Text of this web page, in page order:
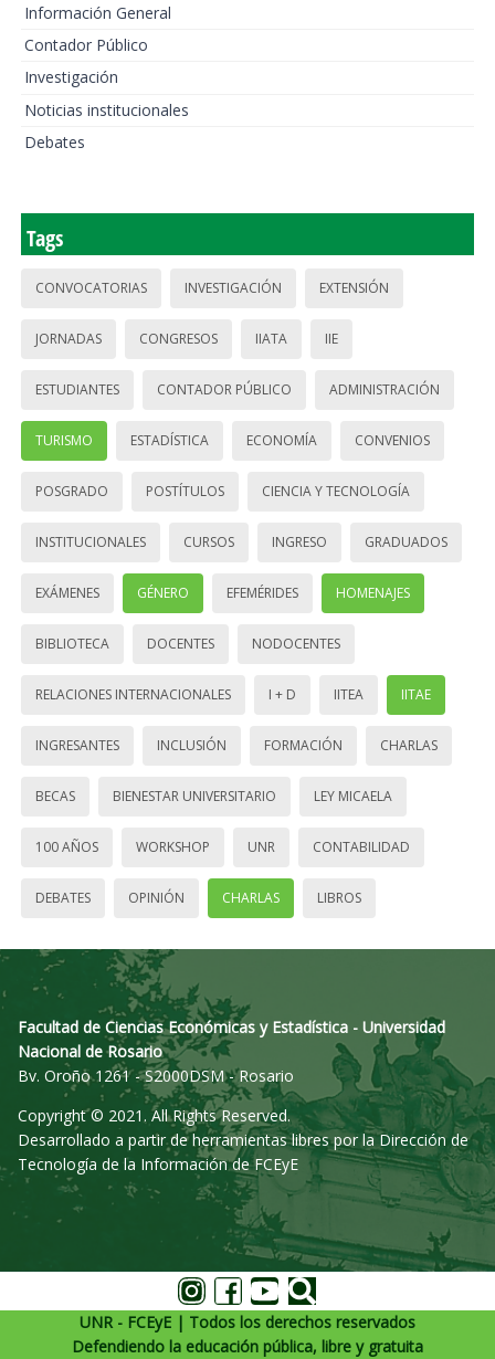
Información General
Contador Público
Investigación
Noticias institucionales
Debates
Tags
CONVOCATORIAS INVESTIGACIÓN EXTENSIÓN
JORNADAS CONGRESOS IIATA IIE
ESTUDIANTES CONTADOR PÚBLICO ADMINISTRACIÓN
TURISMO ESTADÍSTICA ECONOMÍA CONVENIOS
POSGRADO POSTÍTULOS CIENCIA Y TECNOLOGÍA
INSTITUCIONALES CURSOS INGRESO GRADUADOS
EXÁMENES GÉNERO EFEMÉRIDES HOMENAJES
BIBLIOTECA DOCENTES NODOCENTES
RELACIONES INTERNACIONALES I + D IITEA IITAE
INGRESANTES INCLUSIÓN FORMACIÓN CHARLAS
BECAS BIENESTAR UNIVERSITARIO LEY MICAELA
100 AÑOS WORKSHOP UNR CONTABILIDAD
DEBATES OPINIÓN CHARLAS LIBROS
Facultad de Ciencias Económicas y Estadística - Universidad
Nacional de Rosario
Bv. Oroño 1261 - S2000DSM - Rosario
Copyright © 2021. All Rights Reserved.
Desarrollado a partir de herramientas libres por la Dirección de
Tecnología de la Información de FCEyE
UNR - FCEyE | Todos los derechos reservados
Defendiendo la educación pública, libre y gratuita